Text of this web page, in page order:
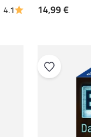
4.1 Angebot
14,99 €